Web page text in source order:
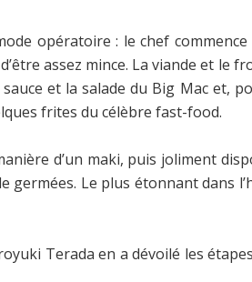
opératoire : le chef
assez mince. La viande et le
et la salade du Big Mac et,
frites du célèbre fast-food.
d’un maki, puis joliment
germées. Le plus étonnant dans
Terada en a dévoilé les